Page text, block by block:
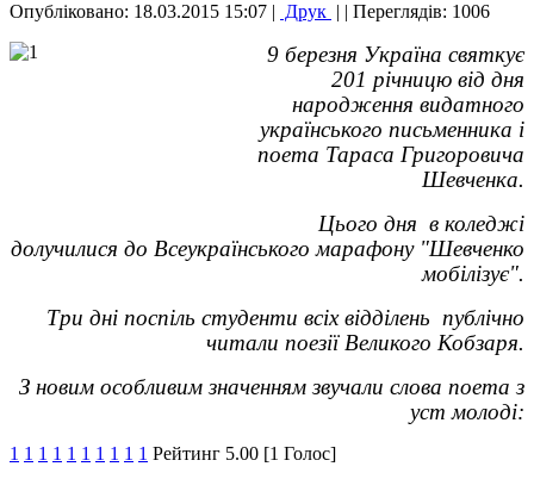
Опубліковано: 18.03.2015 15:07 | Друк | | Переглядів: 1006
9 березня Україна святкує
201 річницю від дня
народження видатного
українського письменника і
поета Тараса Григоровича
Шевченка.
Цього дня в коледжі
долучилися до Всеукраїнського марафону "Шевченко
мобілізує".
Три дні поспіль студенти всіх відділень публічно
читали поезії Великого Кобзаря.
З новим особливим значенням звучали слова поета з
уст молоді:
1 1 1 1 1 1 1 1 1 1 Рейтинг 5.00 [1 Голос]